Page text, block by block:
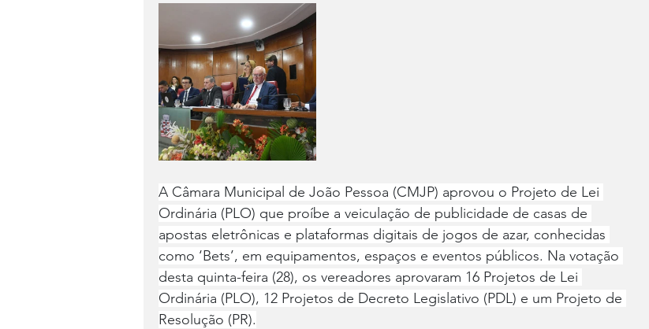
A Câmara Municipal de João Pessoa (CMJP) aprovou o Projeto de Lei
Ordinária (PLO) que proíbe a veiculação de publicidade de casas de
apostas eletrônicas e plataformas digitais de jogos de azar, conhecidas
como ‘Bets’, em equipamentos, espaços e eventos públicos. Na votação
desta quinta-feira (28), os vereadores aprovaram 16 Projetos de Lei
Ordinária (PLO), 12 Projetos de Decreto Legislativo (PDL) e um Projeto de
Resolução (PR).